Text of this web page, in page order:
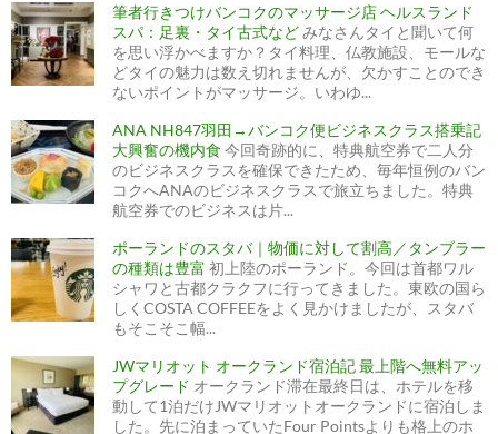
筆者行きつけバンコクのマッサージ店 ヘルスランド
スパ：足裏・タイ古式などみなさんタイと聞いて何
を思い浮かべますか？タイ料理、仏教施設、モールな
どタイの魅力は数え切れませんが、欠かすことのでき
ないポイントがマッサージ。いわゆ...
ANA NH847羽田→バンコク便ビジネスクラス搭乗記
大興奮の機内食 今回奇跡的に、特典航空券で二人分
のビジネスクラスを確保できたため、毎年恒例のバン
コクへANAのビジネスクラスで旅立ちました。特典
航空券でのビジネスは片...
ポーランドのスタバ｜物価に対して割高／タンブラー
の種類は豊富 初上陸のポーランド。今回は首都ワル
シャワと古都クラクフに行ってきました。東欧の国ら
しくCOSTA COFFEEをよく見かけましたが、スタバ
もそこそこ幅...
JWマリオット オークランド宿泊記 最上階へ無料アッ
プグレード オークランド滞在最終日は、ホテルを移
動して1泊だけJWマリオットオークランドに宿泊しま
した。先に泊まっていたFour Pointsよりも格上のホ